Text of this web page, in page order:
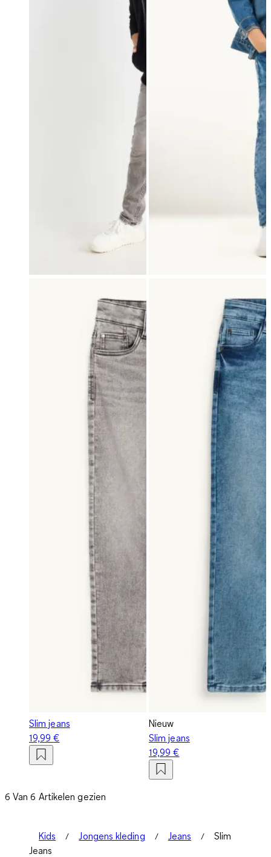
Slim jeans
19,99 €
Nieuw
Slim jeans
19,99 €
6 Van 6 Artikelen gezien
Kids Jongens kleding Jeans
Slim
Jeans